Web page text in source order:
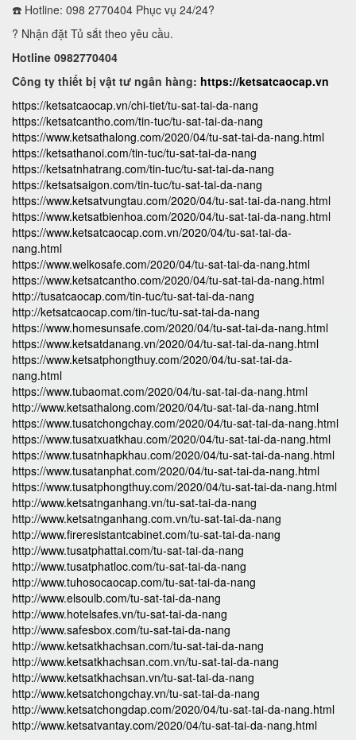
☎️ Hotline: 098 2770404 Phục vụ 24/24?
? Nhận đặt Tủ sắt theo yêu cầu.
Hotline 0982770404
Công ty thiết bị vật tư ngân hàng: https://ketsatcaocap.vn
https://ketsatcaocap.vn/chi-tiet/tu-sat-tai-da-nang
https://ketsatcantho.com/tin-tuc/tu-sat-tai-da-nang
https://www.ketsathalong.com/2020/04/tu-sat-tai-da-nang.html
https://ketsathanoi.com/tin-tuc/tu-sat-tai-da-nang
https://ketsatnhatrang.com/tin-tuc/tu-sat-tai-da-nang
https://ketsatsaigon.com/tin-tuc/tu-sat-tai-da-nang
https://www.ketsatvungtau.com/2020/04/tu-sat-tai-da-nang.html
https://www.ketsatbienhoa.com/2020/04/tu-sat-tai-da-nang.html
https://www.ketsatcaocap.com.vn/2020/04/tu-sat-tai-da-
nang.html
https://www.welkosafe.com/2020/04/tu-sat-tai-da-nang.html
https://www.ketsatcantho.com/2020/04/tu-sat-tai-da-nang.html
http://tusatcaocap.com/tin-tuc/tu-sat-tai-da-nang
http://ketsatcaocap.com/tin-tuc/tu-sat-tai-da-nang
https://www.homesunsafe.com/2020/04/tu-sat-tai-da-nang.html
https://www.ketsatdanang.vn/2020/04/tu-sat-tai-da-nang.html
https://www.ketsatphongthuy.com/2020/04/tu-sat-tai-da-
nang.html
https://www.tubaomat.com/2020/04/tu-sat-tai-da-nang.html
http://www.ketsathalong.com/2020/04/tu-sat-tai-da-nang.html
https://www.tusatchongchay.com/2020/04/tu-sat-tai-da-nang.html
https://www.tusatxuatkhau.com/2020/04/tu-sat-tai-da-nang.html
https://www.tusatnhapkhau.com/2020/04/tu-sat-tai-da-nang.html
https://www.tusatanphat.com/2020/04/tu-sat-tai-da-nang.html
https://www.tusatphongthuy.com/2020/04/tu-sat-tai-da-nang.html
http://www.ketsatnganhang.vn/tu-sat-tai-da-nang
http://www.ketsatnganhang.com.vn/tu-sat-tai-da-nang
http://www.fireresistantcabinet.com/tu-sat-tai-da-nang
http://www.tusatphattai.com/tu-sat-tai-da-nang
http://www.tusatphatloc.com/tu-sat-tai-da-nang
http://www.tuhosocaocap.com/tu-sat-tai-da-nang
http://www.elsoulb.com/tu-sat-tai-da-nang
http://www.hotelsafes.vn/tu-sat-tai-da-nang
http://www.safesbox.com/tu-sat-tai-da-nang
http://www.ketsatkhachsan.com/tu-sat-tai-da-nang
http://www.ketsatkhachsan.com.vn/tu-sat-tai-da-nang
http://www.ketsatkhachsan.vn/tu-sat-tai-da-nang
http://www.ketsatchongchay.vn/tu-sat-tai-da-nang
http://www.ketsatchongdap.com/2020/04/tu-sat-tai-da-nang.html
http://www.ketsatvantay.com/2020/04/tu-sat-tai-da-nang.html